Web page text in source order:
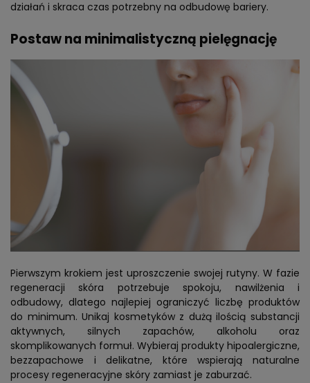
działań i skraca czas potrzebny na odbudowę bariery.
Postaw na minimalistyczną pielęgnację
Pierwszym krokiem jest uproszczenie swojej rutyny. W fazie
regeneracji skóra potrzebuje spokoju, nawilżenia i
odbudowy, dlatego najlepiej ograniczyć liczbę produktów
do minimum. Unikaj kosmetyków z dużą ilością substancji
aktywnych, silnych zapachów, alkoholu oraz
skomplikowanych formuł. Wybieraj produkty hipoalergiczne,
bezzapachowe i delikatne, które wspierają naturalne
procesy regeneracyjne skóry zamiast je zaburzać.